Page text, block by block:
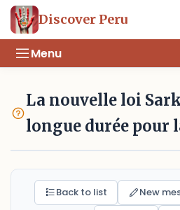
Discover Peru
Menu
La nouvelle loi
longue durée pour
Back to list New